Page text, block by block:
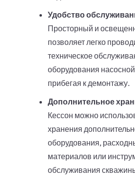
Удобство
Просторный и
позволяет легко
техническое
оборудования
прибегая к демонтажу.
Дополнительное
Кессон можно
хранения
оборудования,
материалов или
обслуживания